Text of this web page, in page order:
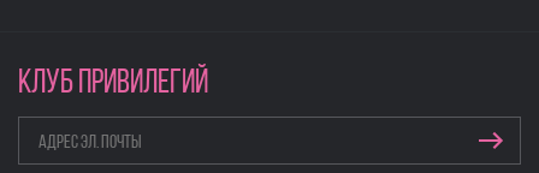
КЛУБ ПРИВИЛЕГИЙ